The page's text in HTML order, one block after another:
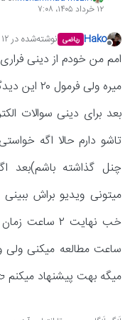
۱۲ خرداد ۱۴۰۵،‏ ۷:۰۸
آفلاین
Hako ریاضی نوشته‌شده در۱۲ خرداد ۱۴۰۵،‏ ۷:۳۸آخرین ویرایش
امم من خودم از دینی
میره ولی فرمول ۲۰ این دیدگاه منو عوض کرد نسبت به دینی
بعد برای دینی سوالات
تاشو دارم حالا اگه
چنل گذاشته
میتونی ویدیو براش
ساعت مطالعه میکنی
میگه بهت پیشنهاد میکنم